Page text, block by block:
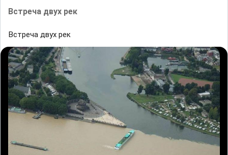
Встреча двух рек
Встреча двух рек